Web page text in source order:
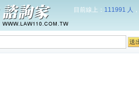
目前線上： 111991 人